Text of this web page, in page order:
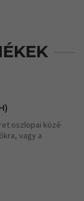
oszlopai közé
vagy a